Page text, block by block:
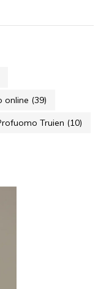
online (39)
Truien (10)